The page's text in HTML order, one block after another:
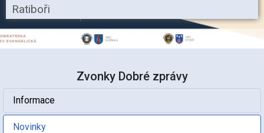
Ratiboři
Zvonky Dobré zprávy
Informace
Novinky